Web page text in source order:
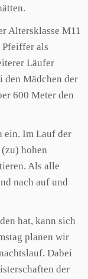
Altersklasse M11
Pfeiffer als
Läufer
den Mädchen der
600 Meter den
ein. Im Lauf der
hohen
Als alle
nach auf und
hat, kann sich
planen wir
Dabei
der